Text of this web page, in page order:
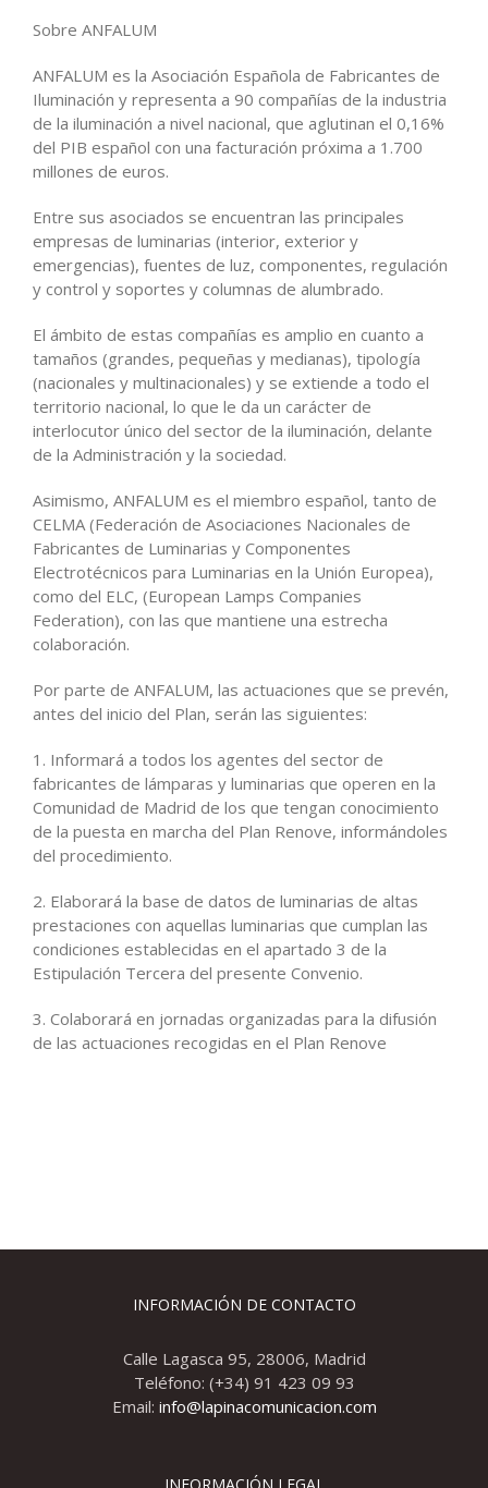
Sobre ANFALUM
ANFALUM es la Asociación Española de Fabricantes de
Iluminación y representa a 90 compañías de la industria
de la iluminación a nivel nacional, que aglutinan el 0,16%
del PIB español con una facturación próxima a 1.700
millones de euros.
Entre sus asociados se encuentran las principales
empresas de luminarias (interior, exterior y
emergencias), fuentes de luz, componentes, regulación
y control y soportes y columnas de alumbrado.
El ámbito de estas compañías es amplio en cuanto a
tamaños (grandes, pequeñas y medianas), tipología
(nacionales y multinacionales) y se extiende a todo el
territorio nacional, lo que le da un carácter de
interlocutor único del sector de la iluminación, delante
de la Administración y la sociedad.
Asimismo, ANFALUM es el miembro español, tanto de
CELMA (Federación de Asociaciones Nacionales de
Fabricantes de Luminarias y Componentes
Electrotécnicos para Luminarias en la Unión Europea),
como del ELC, (European Lamps Companies
Federation), con las que mantiene una estrecha
colaboración.
Por parte de ANFALUM, las actuaciones que se prevén,
antes del inicio del Plan, serán las siguientes:
1. Informará a todos los agentes del sector de
fabricantes de lámparas y luminarias que operen en la
Comunidad de Madrid de los que tengan conocimiento
de la puesta en marcha del Plan Renove, informándoles
del procedimiento.
2. Elaborará la base de datos de luminarias de altas
prestaciones con aquellas luminarias que cumplan las
condiciones establecidas en el apartado 3 de la
Estipulación Tercera del presente Convenio.
3. Colaborará en jornadas organizadas para la difusión
de las actuaciones recogidas en el Plan Renove
INFORMACIÓN DE CONTACTO
Calle Lagasca 95, 28006, Madrid
Teléfono: (+34) 91 423 09 93
Email: info@lapinacomunicacion.com